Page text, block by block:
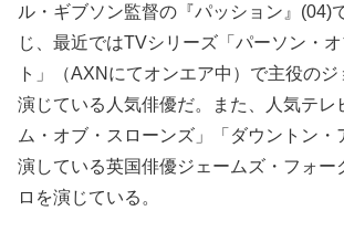
ル・ギブソン監督の『パッション』(04)
じ、最近ではTVシリーズ「パーソン・
ト」（AXNにてオンエア中）で主役の
演じている人気俳優だ。また、人気テレ
ム・オブ・スローンズ」「ダウントン・
演している英国俳優ジェームズ・フォー
ロを演じている。